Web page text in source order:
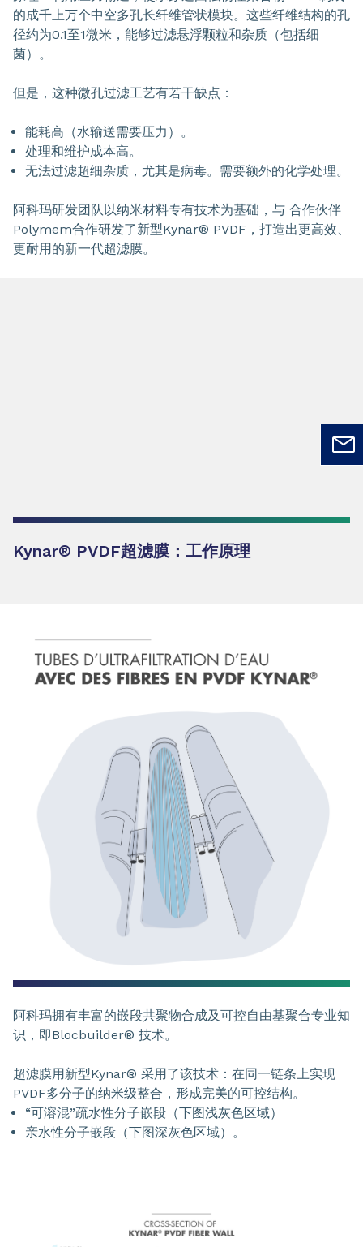
的成千上万个中空多孔长纤维管状模块。这些纤维结构的孔
径约为0.1至1微米，能够过滤悬浮颗粒和杂质（包括细
菌）。
但是，这种微孔过滤工艺有若干缺点：
能耗高（水输送需要压力）。
处理和维护成本高。
无法过滤超细杂质，尤其是病毒。需要额外的化学处理。
阿科玛研发团队以纳米材料专有技术为基础，与 合作伙伴
Polymem合作研发了新型Kynar® PVDF，打造出更高效、
更耐用的新一代超滤膜。
Kynar® PVDF超滤膜：工作原理
阿科玛拥有丰富的嵌段共聚物合成及可控自由基聚合专业知
识，即Blocbuilder® 技术。
超滤膜用新型Kynar® 采用了该技术：在同一链条上实现
PVDF多分子的纳米级整合，形成完美的可控结构。
“可溶混”疏水性分子嵌段（下图浅灰色区域）
亲水性分子嵌段（下图深灰色区域）。